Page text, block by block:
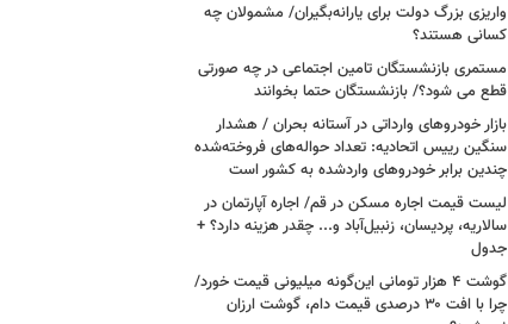
واریزی بزرگ دولت برای یارانه‌بگیران/ مشمولان چه
کسانی هستند؟
مستمری بازنشستگان تامین اجتماعی در چه صورتی
قطع می شود؟/ بازنشستگان حتما بخوانند
بازار خودروهای وارداتی در آستانه بحران / هشدار
سنگین رییس اتحادیه: تعداد حواله‌های فروخته‌شده
چندین برابر خودروهای واردشده به کشور است
لیست قیمت اجاره مسکن در قم/ اجاره آپارتمان در
سالاریه، پردیسان، زنبیل‌آباد و... چقدر هزینه دارد؟ +
جدول
گوشت ۴ هزار تومانی این‌گونه میلیونی قیمت خورد/
چرا با افت ۳۰ درصدی قیمت دام، گوشت ارزان